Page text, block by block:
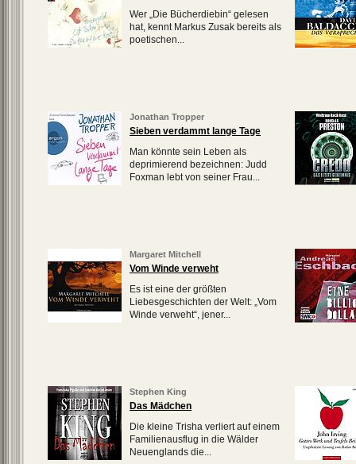
Wer „Die Bücherdiebin“ gelesen
hat, kennt Markus Zusak bereits als
poetischen...
Jonathan Tropper
Sieben verdammt lange Tage
Man könnte sein Leben als
deprimierend bezeichnen: Judd
Foxman lebt von seiner Frau...
Margaret Mitchell
Vom Winde verweht
Es ist eine der größten
Liebesgeschichten der Welt: „Vom
Winde verweht“, jener...
Stephen King
Das Mädchen
Die kleine Trisha verliert auf einem
Familienausflug in die Wälder
Neuenglands die...